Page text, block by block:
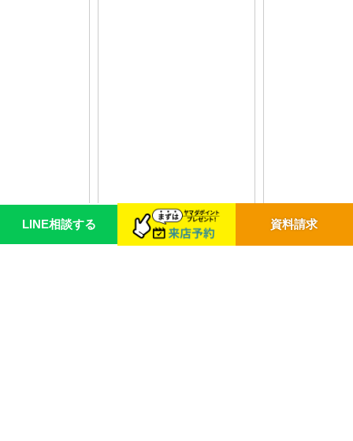
LINE相談する 資料請求